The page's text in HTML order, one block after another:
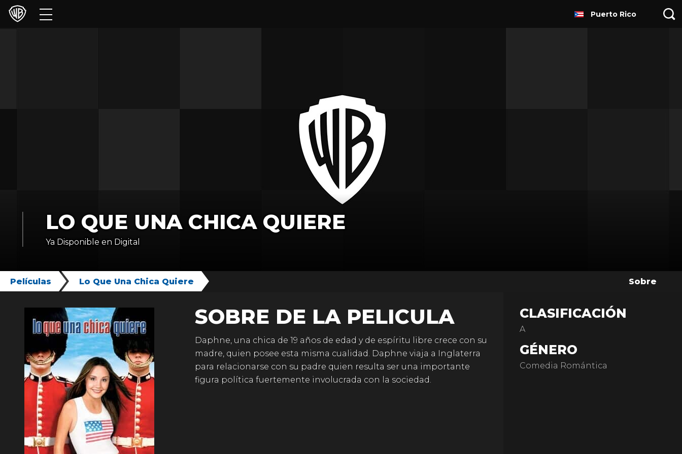
Películas
HBO Max
Puerto Rico
LO QUE UNA CHICA QUIERE
Ya Disponible en Digital
Películas Lo Que Una Chica Quiere Sobre
SOBRE DE LA PELICULA
Daphne, una chica de 19 años de edad y de espíritu libre crece con su
madre, quien posee esta misma cualidad. Daphne viaja a Inglaterra
para relacionarse con su padre quien resulta ser una importante
figura política fuertemente involucrada con la sociedad.
CLASIFICACIÓN
A
GÉNERO
Comedia Romántica